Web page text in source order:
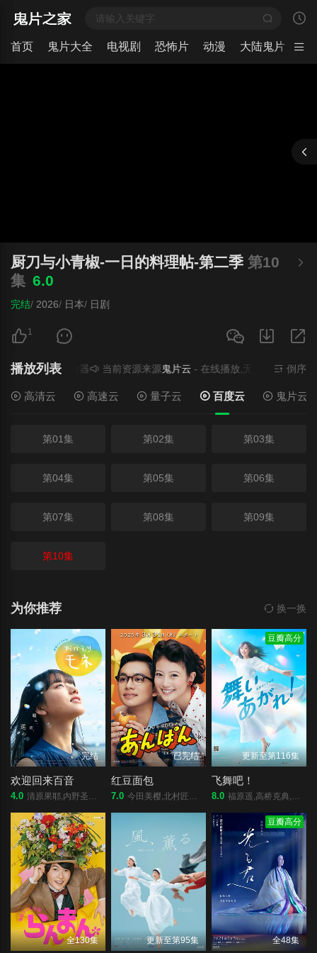
首页 鬼片大全 电视剧 恐怖片 动漫 大陆鬼片 日
厨刀与小青椒-一日的料理帖-第二季第10
集 6.0
完结/ 2026/ 日本/ 日剧
1
播放列表
,无需安装播放器 当前资源来源鬼片云- 在线播放,无需安装播放器
倒序
高清云 高速云 量子云 百度云 鬼片云
第01集 第02集 第03集
第04集 第05集 第06集
第07集 第08集 第09集
第10集
为你推荐 换一换
完结
欢迎回来百音
4.0 清原果耶,内野圣阳,铃木京香,莳田彩珠,藤龙也,竹下景子,永濑廉,恒松祐里,前田航基,高田彪我,浅野忠信,今田美樱,清水寻也,高冈早纪,玉置玲央,森田望智,菅原小春,井上顺,麻衣子
已完结
红豆面包
7.0 今田美樱,北村匠海,二宫和也,松岛菜菜子,加濑亮,江口德子,河合优实,原菜乃华,吉田钢太郎,细田佳央太,竹野内丰,中泽元纪,高桥文哉,志田彩良,山寺宏一,阿部隆史
豆瓣高分
更新至第116集
飞舞吧！
8.0 福原遥,高桥克典,永作博美,横山裕,高畑淳子,目黑莲,山崎纮菜,滨正悟,醍醐虎汰朗,佐野弘樹
全130集 更新至第95集
豆瓣高分
全48集